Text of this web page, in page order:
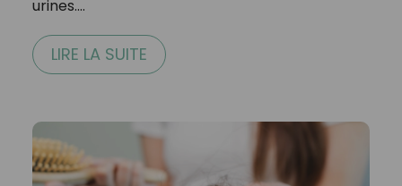
urines.…
LIRE LA SUITE